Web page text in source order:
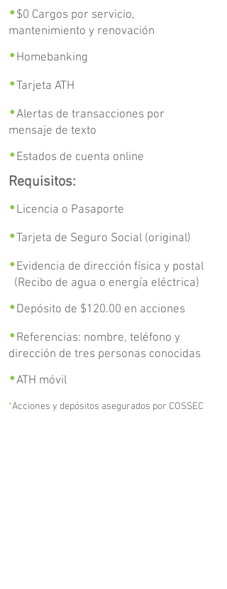
• $0 Cargos por servicio,
mantenimiento y renovación
• Homebanking
•Tarjeta ATH
•Alertas de transacciones por
mensaje de texto
• Estados de cuenta online
Requisitos:
• Licencia o Pasaporte
•Tarjeta de Seguro Social (original)
• Evidencia de dirección física y postal
(Recibo de agua o energía eléctrica)
• Depósito de $120.00 en acciones
• Referencias: nombre, teléfono y
dirección de tres personas conocidas
•ATH móvil
*Acciones y depósitos asegurados por COSSEC